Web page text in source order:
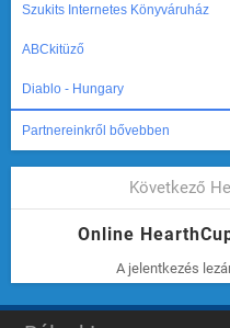
Szukits Internetes Könyváruház
ABCkitüző
Diablo - Hungary
Partnereinkről bővebben
Következő
Online
A jelentkezés